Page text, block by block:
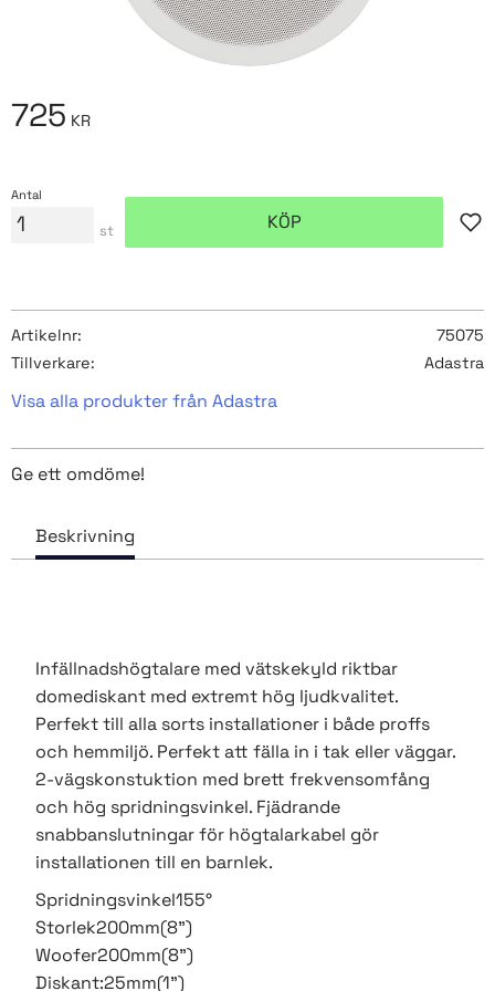
725 KR
Antal
st KÖP
Artikelnr
75075
Tillverkare
Adastra
Visa alla produkter från Adastra
Ge ett omdöme!
Infällnadshögtalare med vätskekyld riktbar
domediskant med extremt hög ljudkvalitet.
Perfekt till alla sorts installationer i både proffs
och hemmiljö. Perfekt att fälla in i tak eller väggar.
2-vägskonstuktion med brett frekvensomfång
och hög spridningsvinkel. Fjädrande
snabbanslutningar för högtalarkabel gör
installationen till en barnlek.
Spridningsvinkel155°
Storlek200mm(8")
Woofer200mm(8")
Diskant:25mm(1")